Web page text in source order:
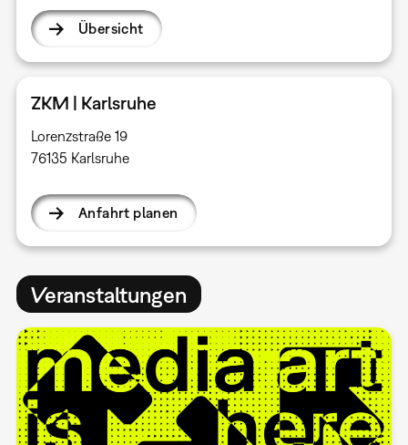
Übersicht
ZKM | Karlsruhe
Lorenzstraße 19
76135 Karlsruhe
Anfahrt planen
Veranstaltungen